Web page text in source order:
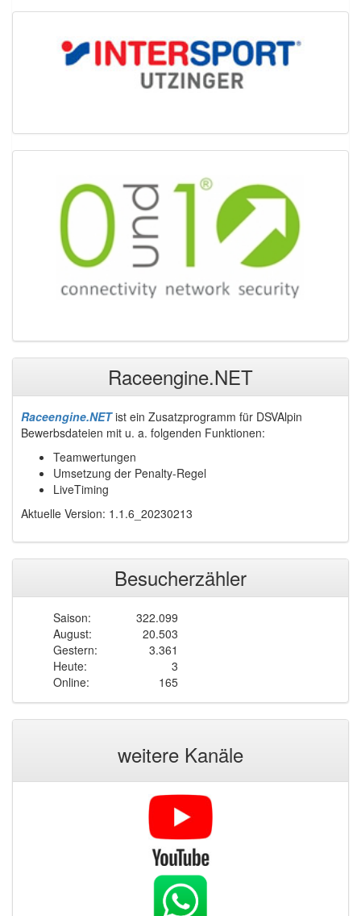
Raceengine.NET
Raceengine.NETist ein Zusatzprogramm für DSVAlpin
Bewerbsdateien mit u. a. folgenden Funktionen:
Teamwertungen
Umsetzung der Penalty-Regel
LiveTiming
Aktuelle Version: 1.1.6_20230213
Besucherzähler
Saison:
322.099
August:
20.503
Gestern:
3.361
Heute:
3
Online:
165
weitere Kanäle